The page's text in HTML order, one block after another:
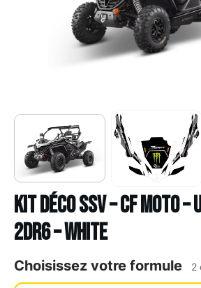
Kit déco SSV – CF MOTO –
2DR6 – WHITE
Choisissez votre formule 2